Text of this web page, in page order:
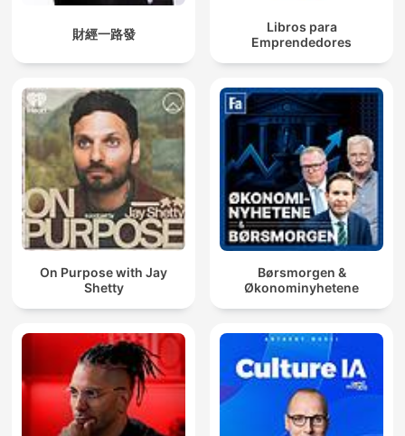
財經一路發
Libros para
Emprendedores
On Purpose with Jay
Shetty
Børsmorgen &
Økonominyhetene